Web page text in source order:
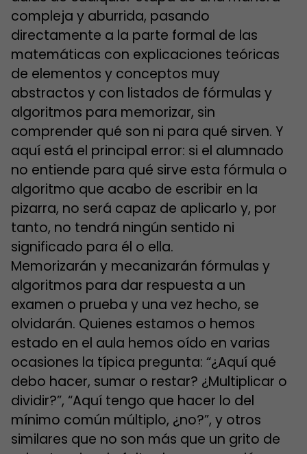
compleja y aburrida, pasando
directamente a la parte formal de las
matemáticas con explicaciones teóricas
de elementos y conceptos muy
abstractos y con listados de fórmulas y
algoritmos para memorizar, sin
comprender qué son ni para qué sirven. Y
aquí está el principal error: si el alumnado
no entiende para qué sirve esta fórmula o
algoritmo que acabo de escribir en la
pizarra, no será capaz de aplicarlo y, por
tanto, no tendrá ningún sentido ni
significado para él o ella.
Memorizarán y mecanizarán fórmulas y
algoritmos para dar respuesta a un
examen o prueba y una vez hecho, se
olvidarán. Quienes estamos o hemos
estado en el aula hemos oído en varias
ocasiones la típica pregunta: “¿Aquí qué
debo hacer, sumar o restar? ¿Multiplicar o
dividir?”, “Aquí tengo que hacer lo del
mínimo común múltiplo, ¿no?”, y otros
similares que no son más que un grito de